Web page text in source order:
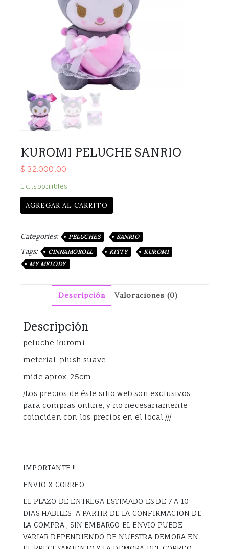
KUROMI PELUCHE SANRIO
$ 32.000,00
1 disponibles
AGREGAR AL CARRITO
Categories: PELUCHES SANRIO
Tags: CINNAMOROLL KITTY
KUROMI
MY MELODY
Descripción Valoraciones (0)
Descripción
peluche kuromi
meterial: plush suave
mide aprox: 25cm
/Los precios de éste sitio web son exclusivos
para compras online, y no necesariamente
coinciden con los precios en el local.///
IMPORTANTE !!
ENVIO X CORREO
EL PLAZO DE ENTREGA ESTIMADO ES DE 7 A 10
DIAS HABILES A PARTIR DE LA CONFIRMACION DE
LA COMPRA , SIN EMBARGO EL ENVIO PUEDE
VARIAR DEPENDIENDO DE NUESTRA DEMORA EN